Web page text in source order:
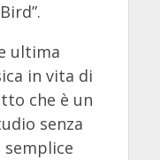
ultima
in vita di
che è un
senza
semplice